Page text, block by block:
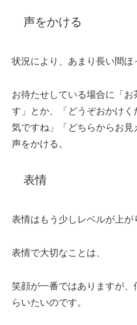
声をかける
状況により、あまり長い間ほ
お待たせしている場合に「
す」とか、「どうぞおかけ
気ですね」「どちらからお
声をかける。
表情
表情はもう少しレベルが上が
表情で大切なことは、
笑顔が一番ではありますが
らいたいのです。